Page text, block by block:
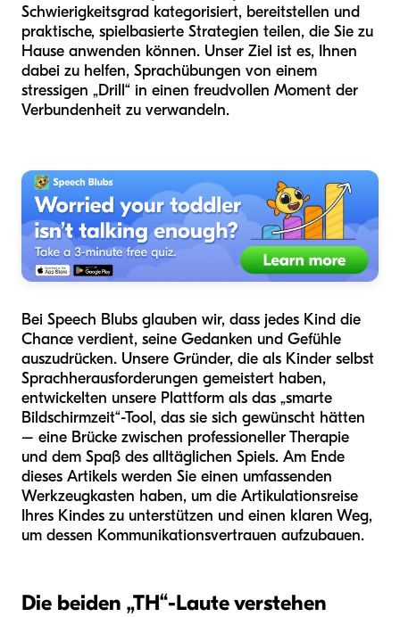
Schwierigkeitsgrad kategorisiert, bereitstellen und
praktische, spielbasierte Strategien teilen, die Sie zu
Hause anwenden können. Unser Ziel ist es, Ihnen
dabei zu helfen, Sprachübungen von einem
stressigen „Drill“ in einen freudvollen Moment der
Verbundenheit zu verwandeln.
Bei Speech Blubs glauben wir, dass jedes Kind die
Chance verdient, seine Gedanken und Gefühle
auszudrücken. Unsere Gründer, die als Kinder selbst
Sprachherausforderungen gemeistert haben,
entwickelten unsere Plattform als das „smarte
Bildschirmzeit“-Tool, das sie sich gewünscht hätten
– eine Brücke zwischen professioneller Therapie
und dem Spaß des alltäglichen Spiels. Am Ende
dieses Artikels werden Sie einen umfassenden
Werkzeugkasten haben, um die Artikulationsreise
Ihres Kindes zu unterstützen und einen klaren Weg,
um dessen Kommunikationsvertrauen aufzubauen.
Die beiden „TH“-Laute verstehen